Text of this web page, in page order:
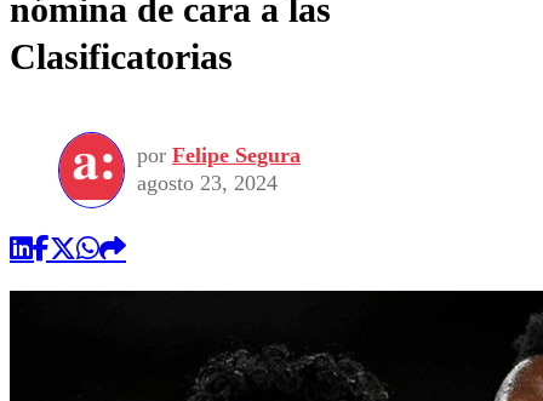
nómina de cara a las
Clasificatorias
por Felipe Segura
agosto 23, 2024